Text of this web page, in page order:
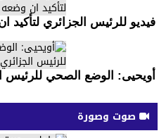
فيديو للرئيس الجزائري
أويحيى: الوضع الصحي للرئيس
صوت وصورة